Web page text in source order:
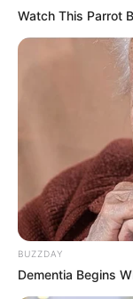
Watch This Parrot
BUZZDAY
Dementia Begins